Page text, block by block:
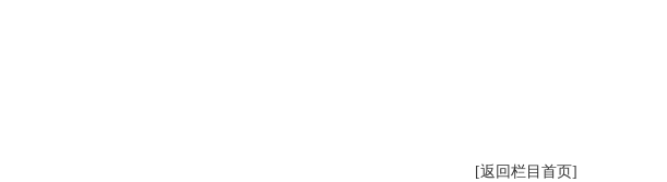
[返回栏目首页]